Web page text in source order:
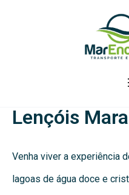
Lençóis
Venha viver a experiência
lagoas de água doce e